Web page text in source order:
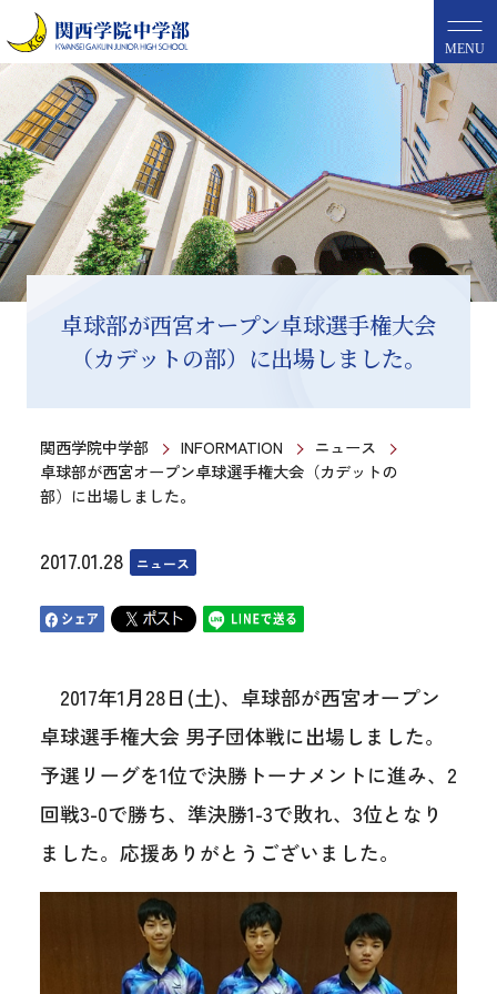
MENU
卓球部が西宮オープン卓球選手権大会
（カデットの部）に出場しました。
関西学院中学部 INFORMATION
ニュース
卓球部が西宮オープン卓球選手権大会（カデットの
部）に出場しました。
2017.01.28 ニュース
2017年1月28日(土)、卓球部が西宮オープン
卓球選手権大会 男子団体戦に出場しました。
予選リーグを1位で決勝トーナメントに進み、2
回戦3-0で勝ち、準決勝1-3で敗れ、3位となり
ました。応援ありがとうございました。